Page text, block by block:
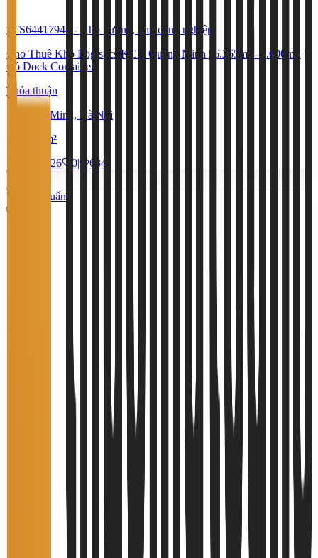
#TS64417944 -
Kho xưởng, khu công nghiệp
Cho Thuê Kho Logistics KCN Quang Minh | 6.365m² - 9.000m² |
Có Dock Container
Thỏa thuận
Quang Minh, Hà Nội
6,365 m²
29/7/2026
0| 634
Tiêu chuẩn